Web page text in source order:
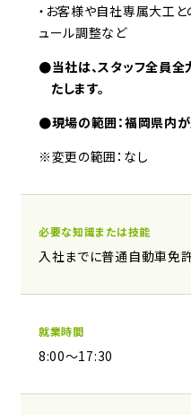
・お客様や自社専属大工
ュール調整など
●当社は、スタッフ全員全
たします。
●現場の範囲：福岡県内が
※変更の範囲：なし
必要な知識または技能
入社までに普通自動車免
就業時間
8:00〜17:30